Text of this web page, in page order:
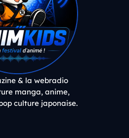
& la webradio
manga, anime,
culture japonaise.